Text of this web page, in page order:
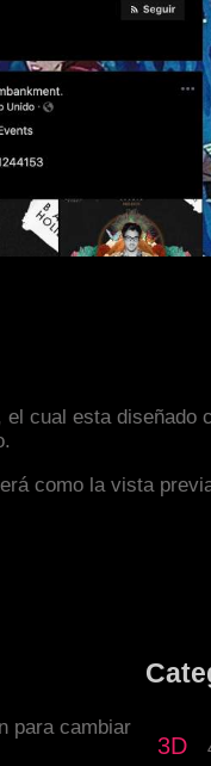
cual esta diseñado
como la vista
para cambiar
3D